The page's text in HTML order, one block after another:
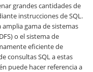
grandes cantidades de
instrucciones de SQL.
gama de sistemas
o el sistema de
eficiente de
consultas SQL a estas
puede hacer referencia a